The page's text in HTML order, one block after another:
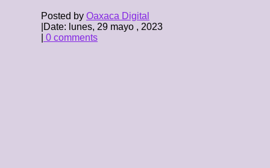
Posted by Oaxaca Digital
Date: lunes, 29 mayo , 2023
0 comments